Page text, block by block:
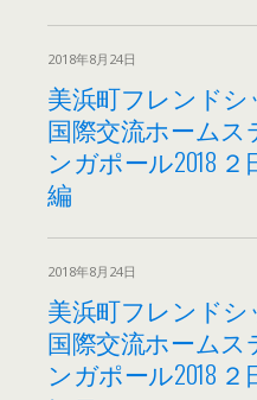
2018年8月24日
美浜町フレンドシ
国際交流ホームス
ンガポール2018
編
2018年8月24日
美浜町フレンドシ
国際交流ホームス
ンガポール2018